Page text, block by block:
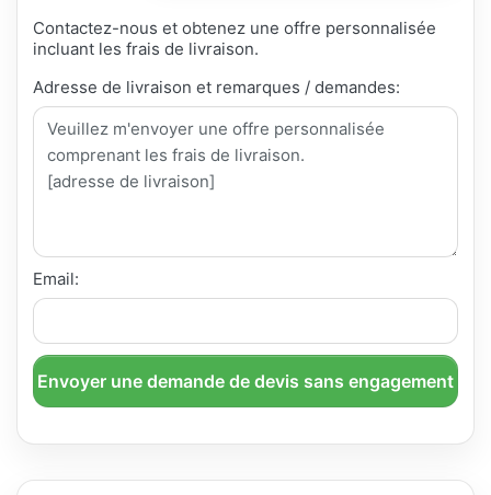
Contactez-nous et obtenez une offre personnalisée
incluant les frais de livraison.
Adresse de livraison et remarques / demandes:
Email:
Envoyer une demande de devis sans engagement